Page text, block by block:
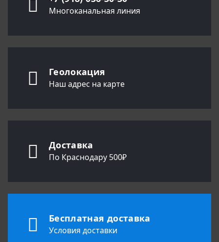
Многоканальная линия
Геолокация
Наш адрес на карте
Доставка
По Краснодару 500₽
Бесплатная доставка
Условия доставки